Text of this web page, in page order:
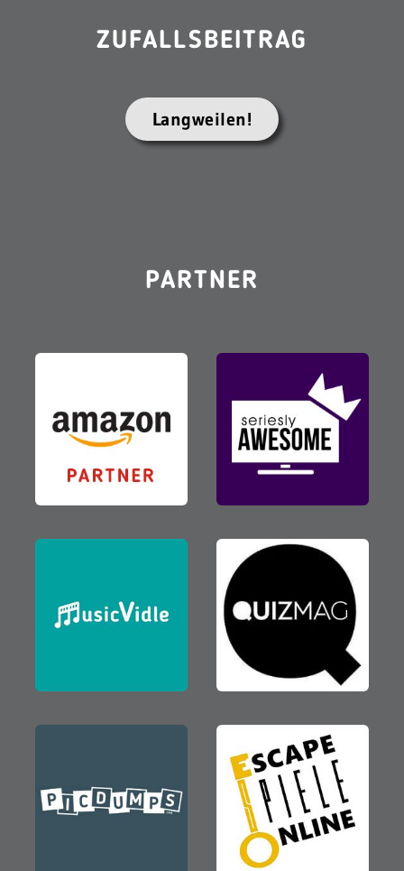
ZUFALLSBEITRAG
Langweilen!
PARTNER